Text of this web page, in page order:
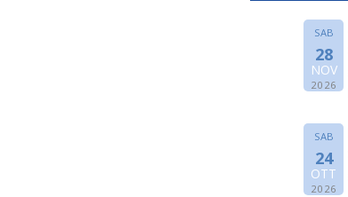
SAB
28
NOV
2026
SAB
24
OTT
2026